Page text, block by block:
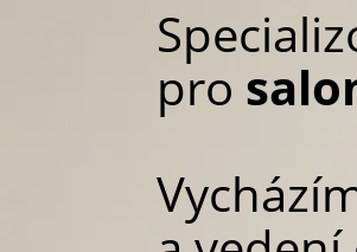
pro